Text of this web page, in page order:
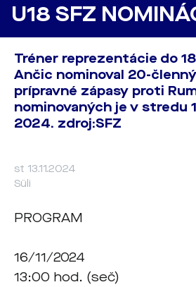
U18 SFZ
Tréner reprezentácie do
Ančic nominoval 20-
prípravné zápasy proti
nominovaných je v stredu
2024. zdroj:SFZ
st 13.11.2024
Süli
PROGRAM
16/11/2024
13:00 hod. (seč)